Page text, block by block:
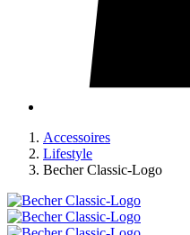
Accessoires
Lifestyle
Becher Classic-Logo